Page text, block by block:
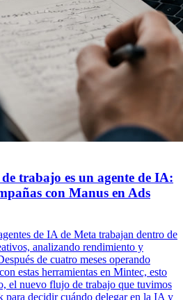
trabajo es un agente de IA:
con Manus en Ads
de IA de Meta trabajan dentro de
analizando rendimiento y
de cuatro meses operando
estas herramientas en Mintec, esto
el nuevo flujo de trabajo que tuvimos
para decidir cuándo delegar en la IA y